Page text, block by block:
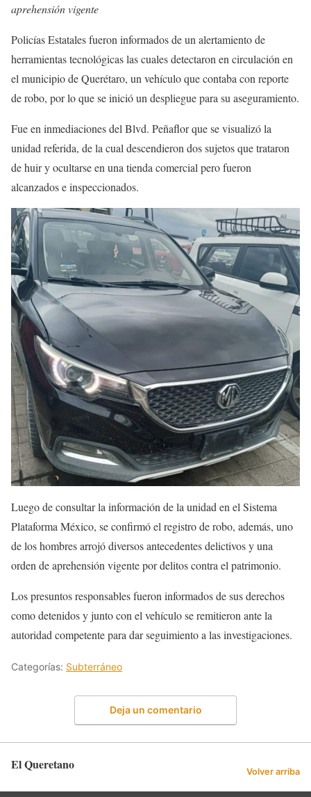
aprehensión vigente
Policías Estatales fueron informados de un alertamiento de
herramientas tecnológicas las cuales detectaron en circulación en
el municipio de Querétaro, un vehículo que contaba con reporte
de robo, por lo que se inició un despliegue para su aseguramiento.
Fue en inmediaciones del Blvd. Peñaflor que se visualizó la
unidad referida, de la cual descendieron dos sujetos que trataron
de huir y ocultarse en una tienda comercial pero fueron
alcanzados e inspeccionados.
Luego de consultar la información de la unidad en el Sistema
Plataforma México, se confirmó el registro de robo, además, uno
de los hombres arrojó diversos antecedentes delictivos y una
orden de aprehensión vigente por delitos contra el patrimonio.
Los presuntos responsables fueron informados de sus derechos
como detenidos y junto con el vehículo se remitieron ante la
autoridad competente para dar seguimiento a las investigaciones.
Categorías: Subterráneo
Deja un comentario
El Queretano Volver arriba